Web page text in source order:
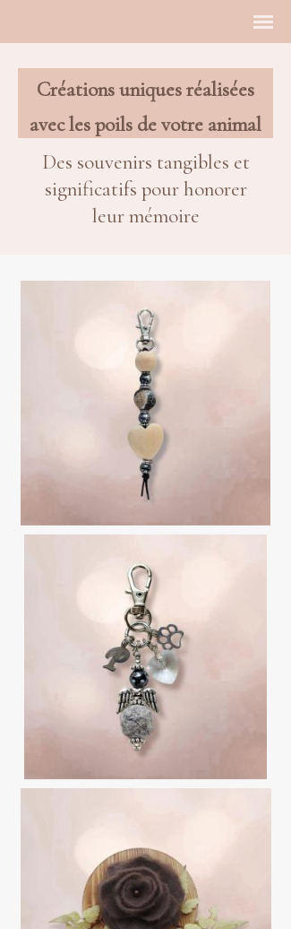
Créations uniques réalisées
avec les poils de votre animal
Des souvenirs tangibles et
significatifs pour honorer
leur mémoire